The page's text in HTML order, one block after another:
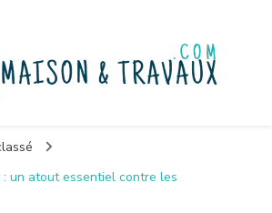
: un atout essentiel contre les